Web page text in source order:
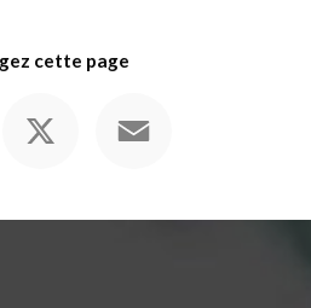
cette page